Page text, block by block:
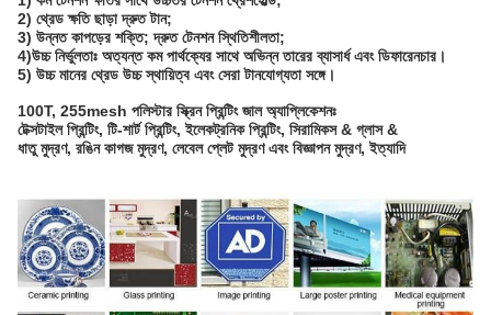
2) থ্রেড ক্ষতি ছাড়া দ্রুত টান;
3) উন্নত কাপড়ের শক্তি; দ্রুত টেনশন স্থিতিশীলতা;
4)উচ্চ নির্ভুলতাঃ অত্যন্ত কম পার্থক্যের সাথে অভিন্ন তারের ব্যাসার্ধ এবং ডিফারেনচার।
5) উচ্চ মানের থ্রেড উচ্চ স্থায়িত্ব এবং সেরা টানযোগ্যতা সঙ্গে।
100T, 255mesh পলিস্টার স্ক্রিন প্রিন্টিং জাল অ্যাপ্লিকেশনঃ
টেক্সটাইল প্রিন্টিং, টি-শার্ট প্রিন্টিং, ইলেকট্রনিক প্রিন্টিং, সিরামিকস & গ্লাস &
ধাতু মুদ্রণ, রঙিন কাগজ মুদ্রণ, লেবেল প্লেট মুদ্রণ এবং বিজ্ঞাপন মুদ্রণ, ইত্যাদি